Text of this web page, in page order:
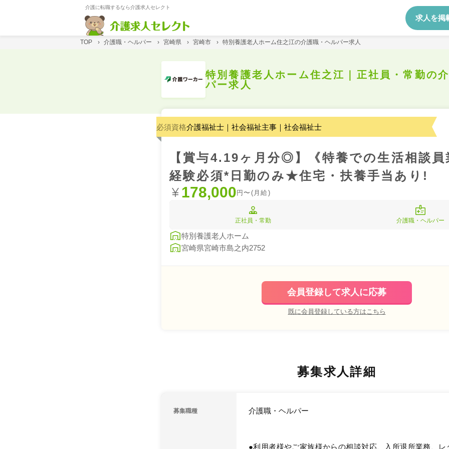
介護に転職するなら介護求人セレクト
求人を掲
TOP › 介護職・ヘルパー › 宮崎県 › 宮崎市 › 特別養護老人ホーム住之江の介護職・ヘルパー求人
特別養護老人ホーム住之江｜正社員・常勤の
パー求人
必須資格介護福祉士｜社会福祉主事｜社会福祉士
【賞与4.19ヶ月分◎】《特養での生活相談員
経験必須*日勤のみ★住宅・扶養手当あり!
178,000 円〜(月給)
正社員・常勤 介護職・ヘルパー
特別養護老人ホーム
宮崎県宮崎市島之内2752
会員登録して求人に応募
既に会員登録している方はこちら
募集求人詳細
募集職種 介護職・ヘルパー
●利用者様やご家族様からの相談対応、入所退所業務、レ